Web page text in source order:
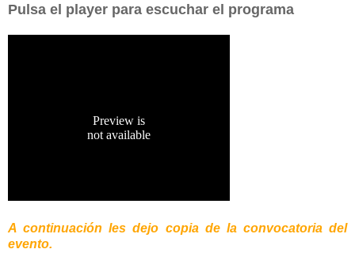
Pulsa el player para escuchar el programa
A continuación les dejo copia de la convocatoria del
evento.